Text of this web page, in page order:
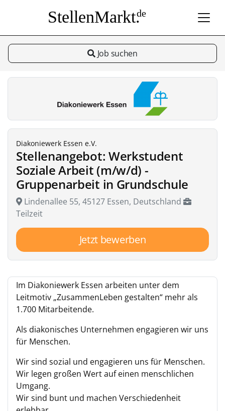
StellenMarkt.de
Job suchen
Diakoniewerk Essen e.V.
Stellenangebot: Werkstudent
Soziale Arbeit (m/w/d) -
Gruppenarbeit in Grundschule
Lindenallee 55, 45127 Essen, Deutschland
Teilzeit
Jetzt bewerben
Im Diakoniewerk Essen arbeiten unter dem
Leitmotiv „ZusammenLeben gestalten“ mehr als
1.700 Mitarbeitende.
Als diakonisches Unternehmen engagieren wir uns
für Menschen.
Wir sind sozial und engagieren uns für Menschen.
Wir legen großen Wert auf einen menschlichen
Umgang.
Wir sind bunt und machen Verschiedenheit